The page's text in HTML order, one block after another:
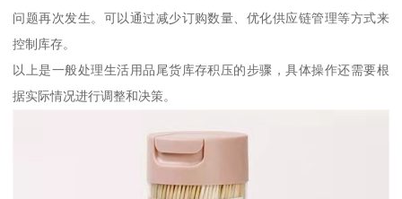
问题再次发生。可以通过减少订购数量、优化供应链管理等方式来
控制库存。
以上是一般处理生活用品尾货库存积压的步骤，具体操作还需要根
据实际情况进行调整和决策。